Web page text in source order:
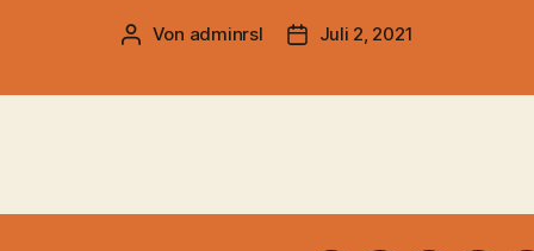
Beitragsautor
Von adminrsl Beitragsdatum
Juli 2, 2021